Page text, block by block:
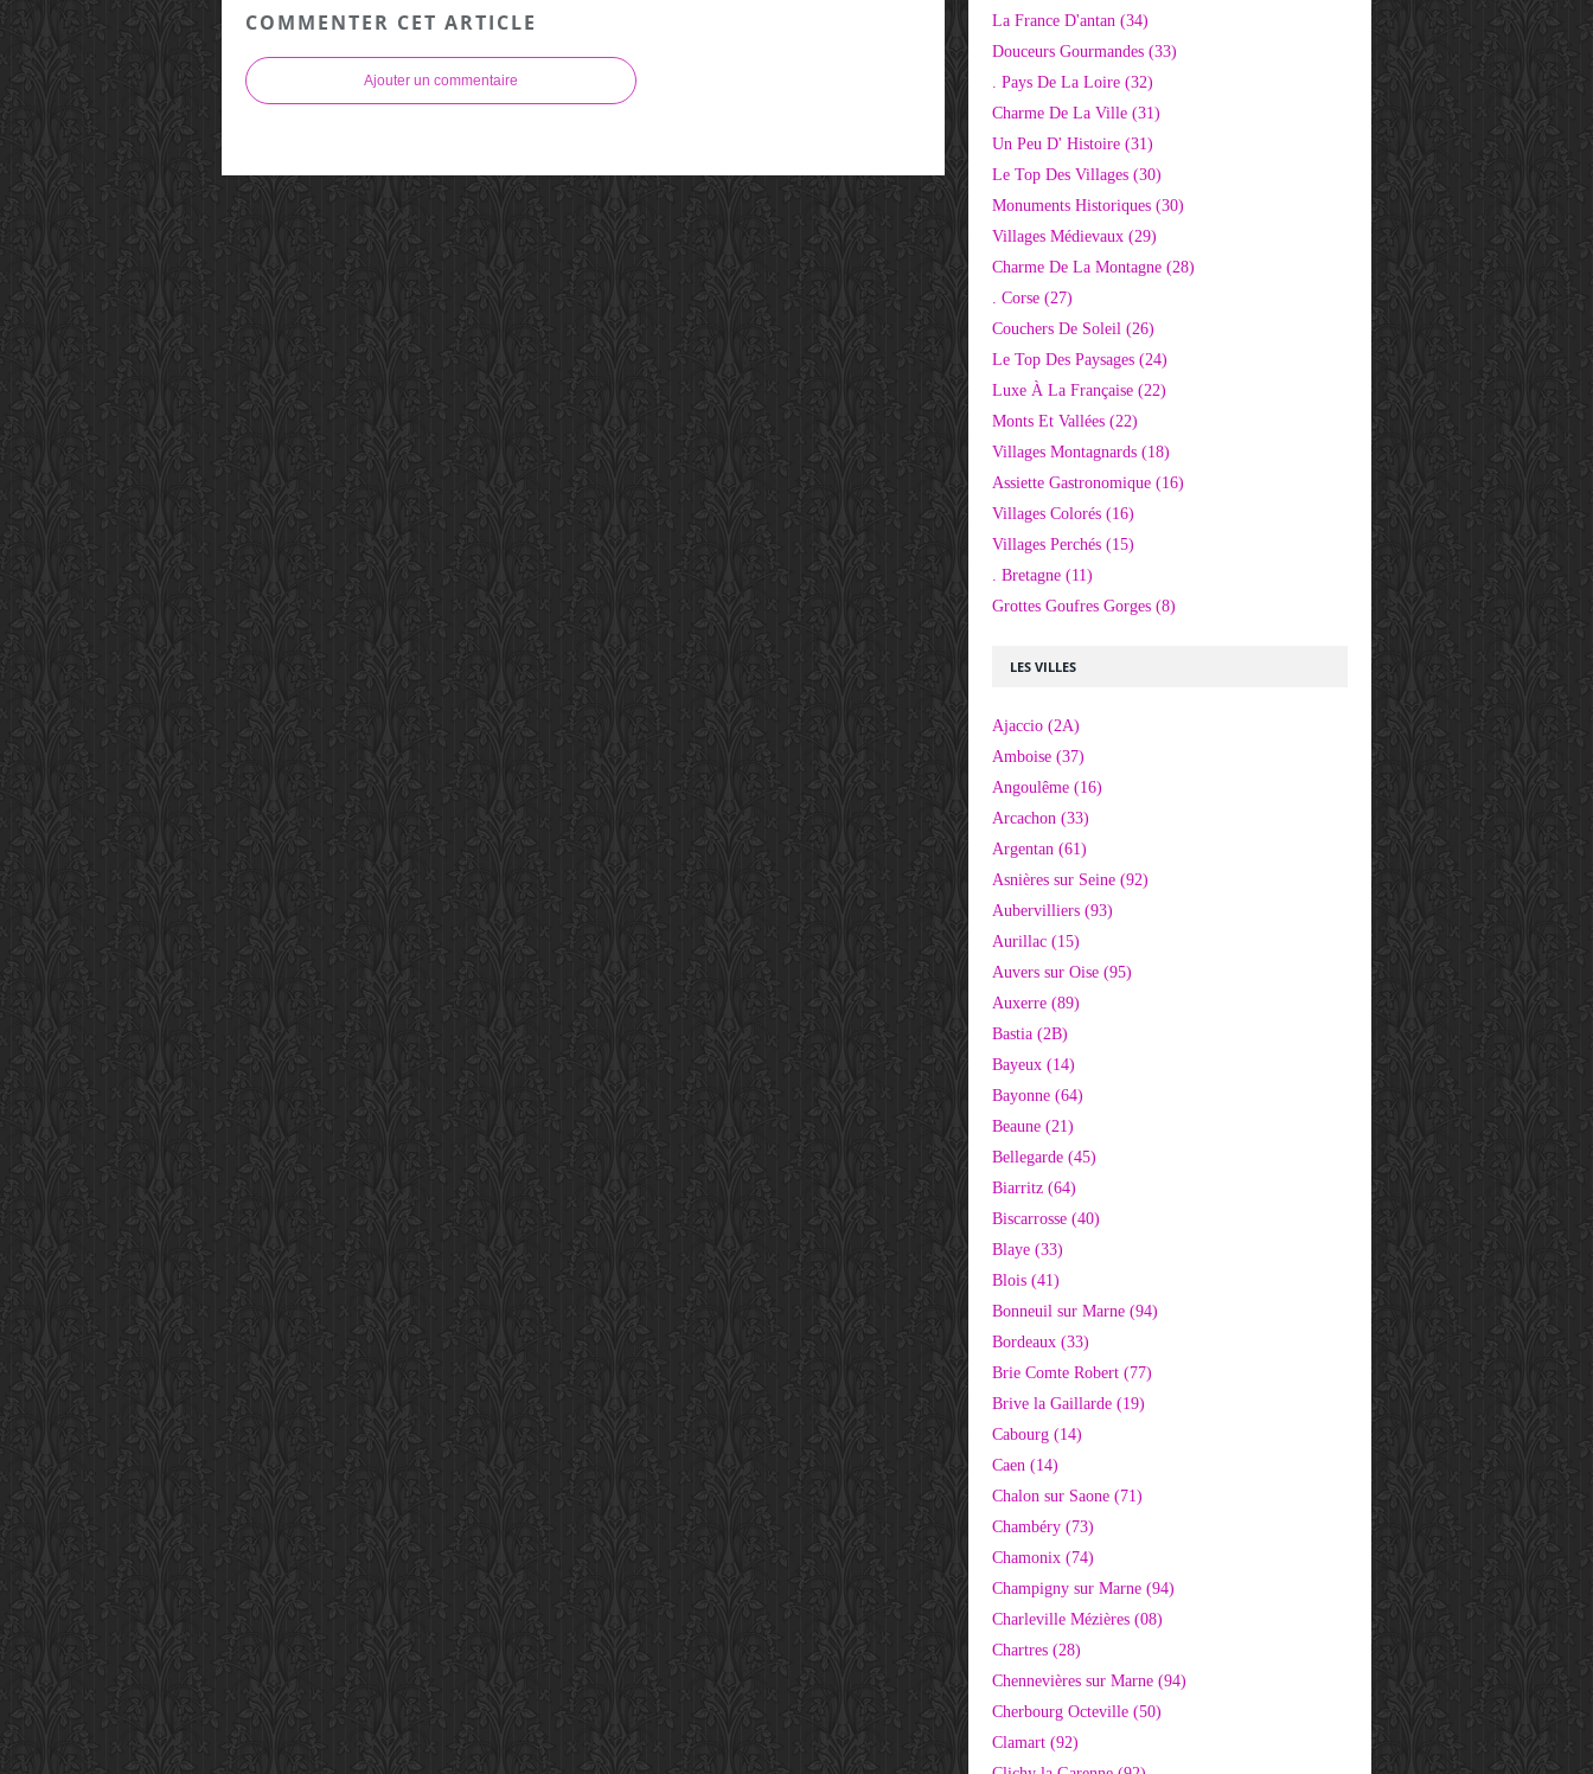
COMMENTER CET ARTICLE
Ajouter un commentaire
LES VILLES
Ajaccio (2A)
Amboise (37)
Angoulême (16)
Arcachon (33)
Argentan (61)
Asnières sur Seine (92)
Aubervilliers (93)
Aurillac (15)
Auvers sur Oise (95)
Auxerre (89)
Bastia (2B)
Bayeux (14)
Bayonne (64)
Beaune (21)
Bellegarde (45)
Biarritz (64)
Biscarrosse (40)
Blaye (33)
Blois (41)
Bonneuil sur Marne (94)
Bordeaux (33)
Brie Comte Robert (77)
Brive la Gaillarde (19)
Cabourg (14)
Caen (14)
Chalon sur Saone (71)
Chambéry (73)
Chamonix (74)
Champigny sur Marne (94)
Charleville Mézières (08)
Chartres (28)
Chennevières sur Marne (94)
Cherbourg Octeville (50)
Clamart (92)
La France D'antan (34)
Douceurs Gourmandes (33)
. Pays De La Loire (32)
Charme De La Ville (31)
Un Peu D' Histoire (31)
Le Top Des Villages (30)
Monuments Historiques (30)
Villages Médievaux (29)
Charme De La Montagne (28)
. Corse (27)
Couchers De Soleil (26)
Le Top Des Paysages (24)
Luxe À La Française (22)
Monts Et Vallées (22)
Villages Montagnards (18)
Assiette Gastronomique (16)
Villages Colorés (16)
Villages Perchés (15)
. Bretagne (11)
Grottes Goufres Gorges (8)